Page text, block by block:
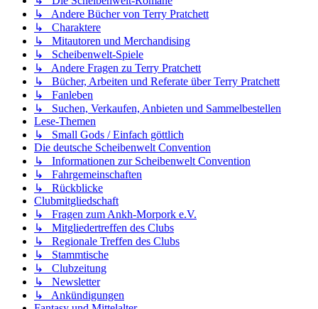
↳ Andere Bücher von Terry Pratchett
↳ Charaktere
↳ Mitautoren und Merchandising
↳ Scheibenwelt-Spiele
↳ Andere Fragen zu Terry Pratchett
↳ Bücher, Arbeiten und Referate über Terry Pratchett
↳ Fanleben
↳ Suchen, Verkaufen, Anbieten und Sammelbestellen
Lese-Themen
↳ Small Gods / Einfach göttlich
Die deutsche Scheibenwelt Convention
↳ Informationen zur Scheibenwelt Convention
↳ Fahrgemeinschaften
↳ Rückblicke
Clubmitgliedschaft
↳ Fragen zum Ankh-Morpork e.V.
↳ Mitgliedertreffen des Clubs
↳ Regionale Treffen des Clubs
↳ Stammtische
↳ Clubzeitung
↳ Newsletter
↳ Ankündigungen